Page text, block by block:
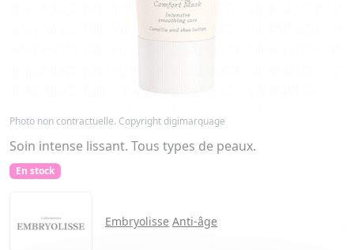
Photo non contractuelle. Copyright digimarquage
Soin intense lissant. Tous types de peaux.
En stock
Embryolisse Anti-âge